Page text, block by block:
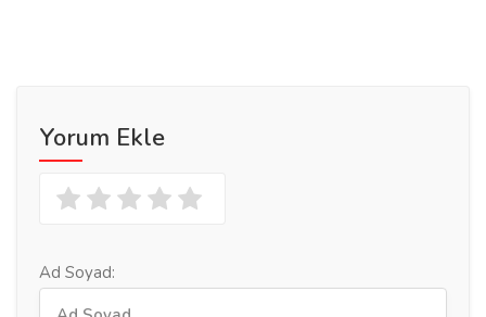
Yorum Ekle
Ad Soyad: